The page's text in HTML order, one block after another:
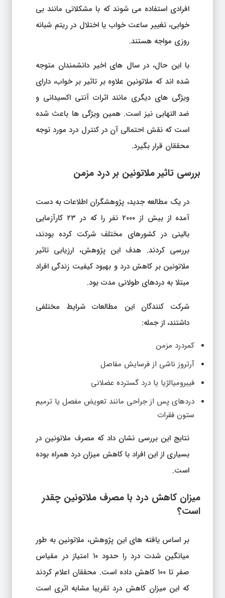
افرادی استفاده می شوند که با مشکلاتی مانند بی
خوابی، تغییر ساعت خواب یا اختلال در ریتم شبانه
روزی مواجه هستند.
با این حال، در سال های اخیر دانشمندان متوجه
شده اند که ملاتونین علاوه بر تاثیر بر خواب، دارای
ویژگی های دیگری مانند اثرات آنتی اکسیدانی و
ضد التهابی نیز است. همین ویژگی ها باعث شده
است که نقش احتمالی آن در کنترل درد مورد توجه
محققان قرار بگیرد.
بررسی تاثیر ملاتونین بر درد مزمن
در یک مطالعه جدید، پژوهشگران اطلاعات به دست
آمده از بیش از ۲۰۰۰ نفر را که در ۲۳ کارآزمایی
بالینی در کشورهای مختلف شرکت کرده بودند،
بررسی کردند. هدف این پژوهش، ارزیابی تاثیر
ملاتونین بر کاهش درد و بهبود کیفیت زندگی افراد
مبتلا به دردهای طولانی مدت بود.
شرکت کنندگان این مطالعات شرایط مختلفی
داشتند، از جمله:
کمردرد مزمن
آرتروز ناشی از فرسایش مفاصل
فیبرومیالژیا یا درد گسترده عضلانی
دردهای پس از جراحی مانند تعویض مفصل یا ترمیم
ستون فقرات
نتایج این بررسی نشان داد که مصرف ملاتونین در
بسیاری از این افراد با کاهش میزان درد همراه بوده
است.
میزان کاهش درد با مصرف ملاتونین چقدر
است؟
بر اساس یافته های این پژوهش، ملاتونین به طور
میانگین شدت درد را حدود ۱۰ امتیاز در مقیاس
صفر تا ۱۰۰ کاهش داده است. محققان اعلام کردند
که این میزان کاهش درد تقریبا مشابه اثری است